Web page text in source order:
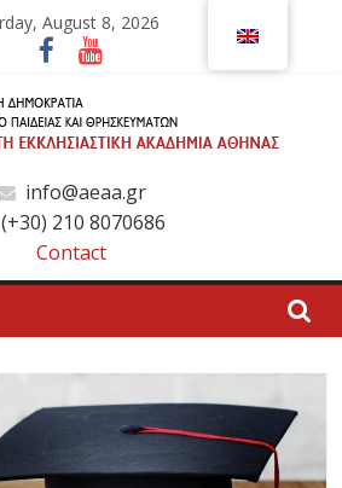
August 8, 2026
info@aeaa.gr
(+30) 210 8070686
Contact